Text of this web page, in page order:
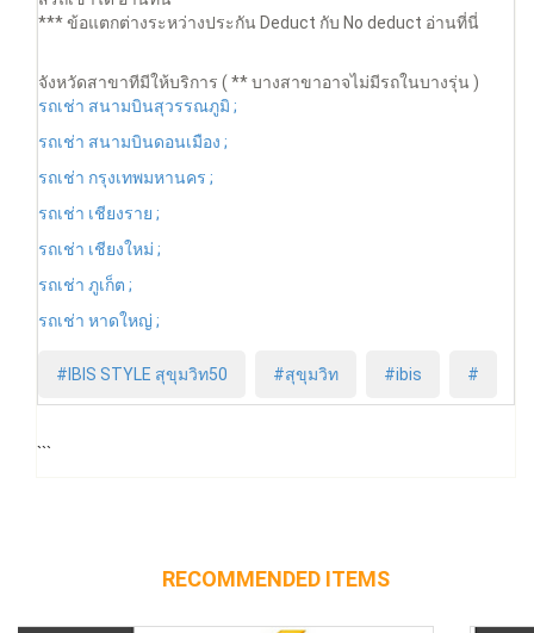
*** ข้อแตกต่างระหว่างประกัน Deduct กับ No deduct อ่านที่นี่
จังหวัดสาขาทีมีให้บริการ ( ** บางสาขาอาจไม่มีรถในบางรุ่น )
รถเช่า สนามบินสุวรรณภูมิ ;
รถเช่า สนามบินดอนเมือง ;
รถเช่า กรุงเทพมหานคร ;
รถเช่า เชียงราย ;
รถเช่า เชียงใหม่ ;
รถเช่า ภูเก็ต ;
รถเช่า หาดใหญ่ ;
#IBIS STYLE สุขุมวิท50 #สุขุมวิท #ibis #
```
RECOMMENDED ITEMS